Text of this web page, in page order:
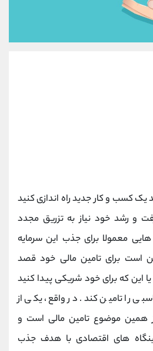
کسب و کار جدید راه اندازی کنید
و رشد خود نیاز به تزریق مجدد
معمولا برای جذب این سرمایه
است برای تامین مالی خود قصد
این که برای خود شریکی پیدا کنید
را تامین کند. در واقع، یکی از
همین موضوع تامین مالی است و
های اقتصادی با هدف جذب
021-22021030
90001030
@alireza.mehrabii
@alirezamehrabi_com